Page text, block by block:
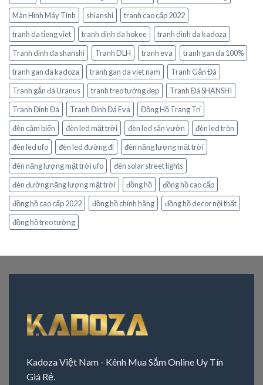
Màn Hình Máy Tính
shianshi
tranh cao cấp 2022
tranh da tieng viet
tranh dinh da hokee
tranh dinh da kadoza
Tranh dinh da shanshi
Tranh DLH tranh eva
tranh gan da 100%
tranh gan da kadoza
tranh gan da viet nam
Tranh Gắn Đá
Tranh gắn đá Uranus
tranh treo tường đẹp
Tranh Đá SHANSHI
Tranh Đính Đá
Tranh Đính Đá Eva
Đồng Hồ Trang Trí
đèn cảm biến
đèn led mặt trời đèn led sân vườn
đèn led tròn
đèn led ufo
đèn led đường đi
đèn năng lượng mặt trời
đèn năng lượng mặt trời ufo
đèn solar street lights
đèn đường năng lượng mặt trời
đồng hồ
đồng hồ cao cấp
đồng hồ cao cấp 2022
đồng hồ chính hãng
đồng hồ decor nội thất
đồng hồ treo tường
Kadoza Việt Nam - Kênh Mua Sắm Online Uy Tín
Giá Rẻ.